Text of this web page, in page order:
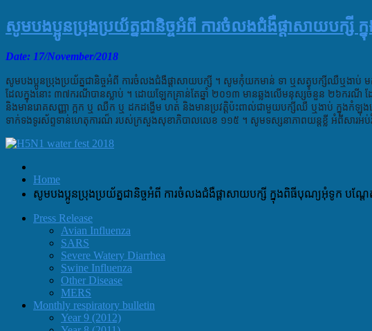
សូមបងប្អូនប្រុងប្រយ័ត្នជានិច្ចអំពី ការចំលងជំងឺផ្តាសាយបក្
Date: 17/November/2018
សូមបងប្អូនប្រុងប្រយ័ត្នជានិច្ចអំពី ការចំលងជំងឺផ្តាសាយបក្សី ។ សូមកុំយកមាន់ ទា ឬសត្វបក្សីឈឺឬងាប់ ម
ដែលក្នុងនោះ ៣៧ករណីបានស្លាប់ ។ ដោយឡែកគ្រាន់តែឆ្នាំ ២០១៣ មានឆ្លងលើមនុស្សចំនួន ២៦ករណី
និងមានរោគសញ្ញា ក្អក ឬ ឈឺក ឬ ដកដង្ហើម ហត់ និងមានប្រវត្តិប៉ះពាល់ជាមួយបក្សីឈឺ ឬងាប់ ក្នុងកំឡុង
ទាក់ទងទូរស័ព្ទទាន់ហេតុការណ៏ របស់ក្រសួងសុខាភិបាលលេខ ១១៥ ។ សូមទស្សនាភាពយន្តខ្លី អំពីសារអប់រំអំ
Home
សូមបងប្អូនប្រុងប្រយ័ត្នជានិច្ចអំពី ការចំលងជំងឺផ្តាសាយបក្សី ក្នុងពិធីបុណ្យអុំទូក បណ្ត
Press Release
Avian Influenza
SARS
Severe Watery Diarrhea
Swine Influenza
Other Disease
MERS
Monthly respiratory bulletin
Year 9 (2012)